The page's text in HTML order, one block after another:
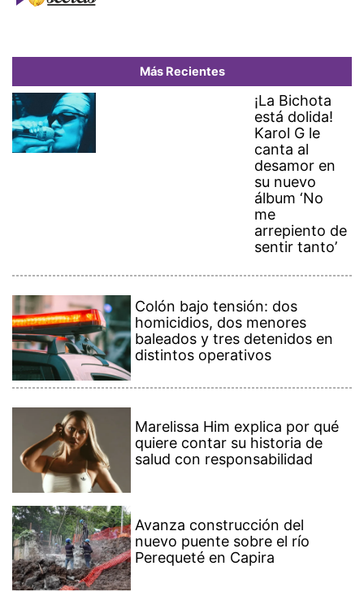
Más Recientes
¡La Bichota
está dolida!
Karol G le
canta al
desamor en
su nuevo
álbum ‘No
me
arrepiento de
sentir tanto’
Colón bajo tensión: dos
homicidios, dos menores
baleados y tres detenidos en
distintos operativos
Marelissa Him explica por qué
quiere contar su historia de
salud con responsabilidad
Avanza construcción del
nuevo puente sobre el río
Perequeté en Capira